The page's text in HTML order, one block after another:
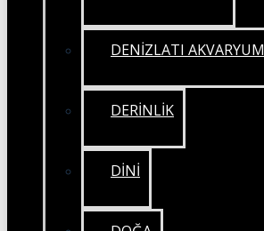
DENİZLATI AKVARYUM
DERİNLİK
DİNİ